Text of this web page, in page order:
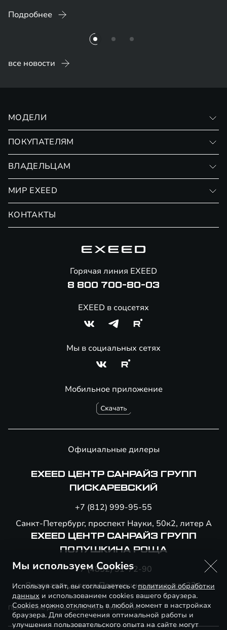
Подробнее
все новости
МОДЕЛИ
ПОКУПАТЕЛЯМ
Страхование
ВЛАДЕЛЬЦАМ
Сервис
Помощь на дорогах
МИР EXEED
КОНТАКТЫ
Мобильное приложение
Горячая линия EXEED
8 800 700-80-03
EXEED в соцсетях
Мы в социальных сетях
Официальные дилеры
EXEED ЦЕНТР САНРАЙЗ ГРУПП
ПИСКАРЕВСКИЙ
+7 (812) 999-95-55
Санкт-Петербург, проспект Науки, 50к2, литер А
EXEED ЦЕНТР САНРАЙЗ ГРУПП
ПОЛУШКИНА РОЩА
+7 (4852) 31-72-90
Ярославль, улица Полушкина роща, вл. 23А
Применение рекомендательных технологий
Мы используем Cookies
Используя сайт, вы соглашаетесь сполитикой обработки
данных и использованием cookies вашего браузера.
Cookies можно отключить в любой момент в настройках
браузера. Для обеспечения оптимальной работы и
улучшения пользовательского опыта на сайте могут